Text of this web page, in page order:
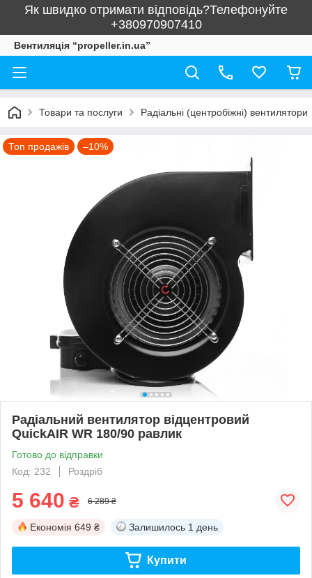
Як швидко отримати відповідь?Телефонуйте
+380970907410
Вентиляція “propeller.in.ua”
Товари та послуги Радіальні (центробіжні) вентилятори
Топ продажів –10%
Радіальний вентилятор відцентровий
QuickAIR WR 180/90 равлик
Готово до відправки
Код: 232
Роздріб
5 640 ₴ 6 289 ₴
Економія 649 ₴ Залишилось 1 день
Купити